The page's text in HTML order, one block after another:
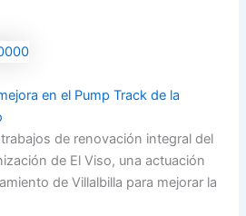
en el Pump Track de la
de renovación integral del
de El Viso, una actuación
de Villalbilla para mejorar la